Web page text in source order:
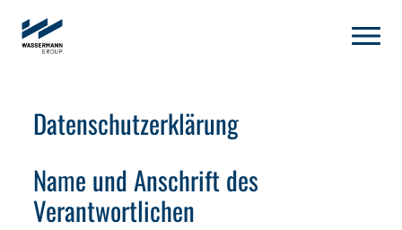
Datenschutzerklärung
Name und Anschrift des
Verantwortlichen